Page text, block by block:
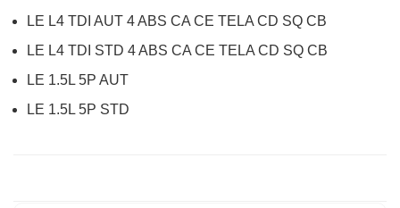
LE L4 TDI AUT 4 ABS CA CE TELA CD SQ CB
LE L4 TDI STD 4 ABS CA CE TELA CD SQ CB
LE 1.5L 5P AUT
LE 1.5L 5P STD